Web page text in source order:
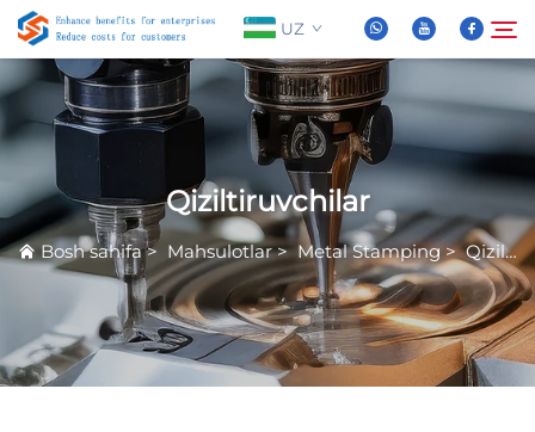
UZ
Biz Haqidida
Mahsulotlar
Yangiliklar
Tez-tez So'raladigan Savollar
Qidirish
Qiziltiruvchilar
Bosh sahifa> Mahsulotlar> Metal Stamping>Qiziltiruvchilar